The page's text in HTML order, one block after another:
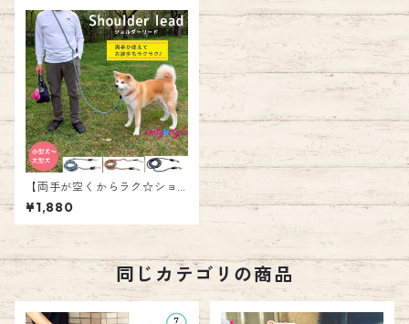
【両手が空くからラク☆ショ
ルダーリード】リード ショル
ダー ハンズフリー 強度 反射材
耐久 頑丈 犬 お散歩 小型 中型
犬 大型犬 エミリースタイル e
milystyle
¥1,880
同じカテゴリの商品